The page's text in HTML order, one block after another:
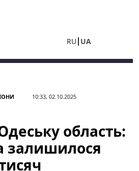
RU UA
10:33, 02.10.2025
область:
залишилося